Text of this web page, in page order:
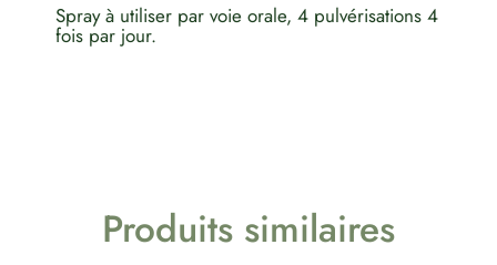
Spray à utiliser par voie orale, 4 pulvérisations 4
fois par jour.
Produits similaires